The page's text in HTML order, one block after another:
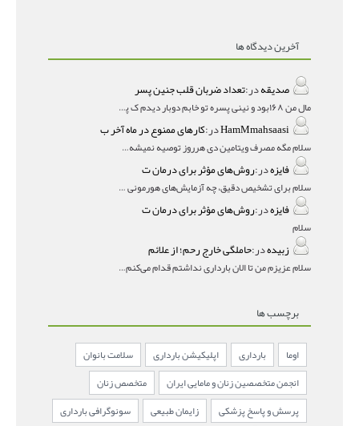
آخرین دیدگاه ها
صدیقهدر:تعداد ضربان قلب جنین پسر
مال من ۱۶۸بود و نینی پسره تو خابم دوبار دیدم ک پسره
HamMmahsaasiدر:کارهای ممنوع در ماه آخر ب
سلام مگه مصرف ویتامین دی هرروز توصیه نمیشه؟درمقاله میگه
فایزهدر:روش‌های مؤثر برای درمان ت
سلام برای تشخیص دقیق، چه آزمایش‌های هورمونی و چه سونوگر
فایزهدر:روش‌های مؤثر برای درمان ت
سلام
زبیدهدر:حاملگی خارج رحم؛ از علائم
سلام عزیزم من تا الان بارداری نداشتم قدام می‌کنم باردار
برچسب ها
اوما بارداری اپلیکیشن بارداری
سلامت بانوان
انجمن متخصصین زنان و مامایی ایران
متخصص زنان
پرسش و پاسخ پزشکی
زایمان طبیعی
سونوگرافی بارداری